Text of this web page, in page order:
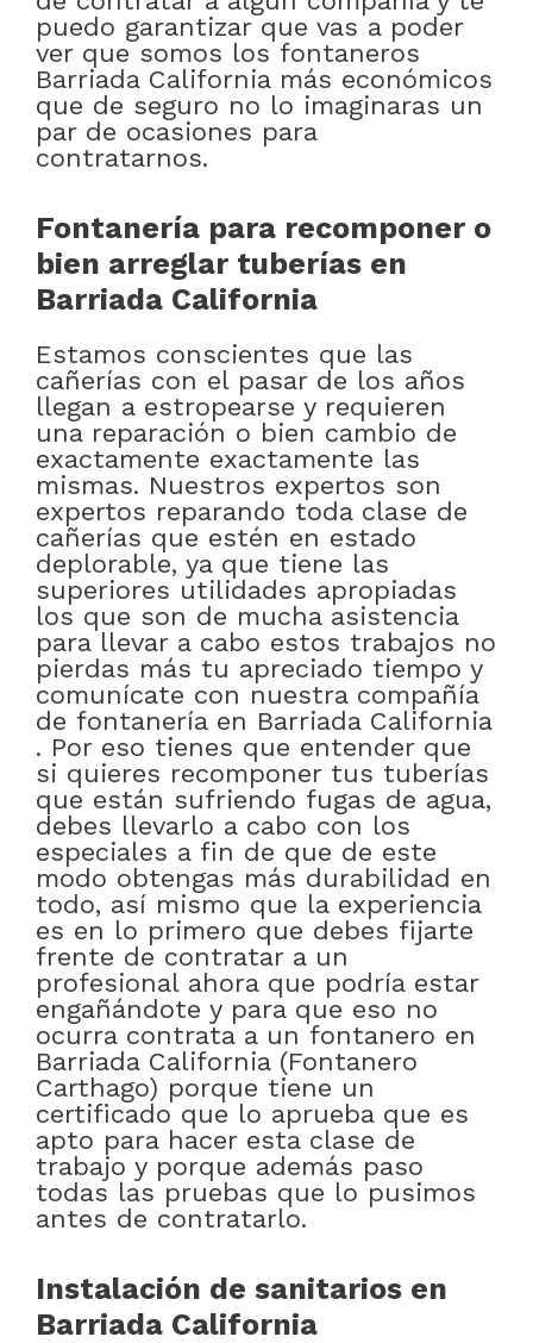
puedo garantizar que vas a poder
ver que somos los fontaneros
Barriada California más económicos
que de seguro no lo imaginaras un
par de ocasiones para
contratarnos.
Fontanería para recomponer o
bien arreglar tuberías en
Barriada California
Estamos conscientes que las
cañerías con el pasar de los años
llegan a estropearse y requieren
una reparación o bien cambio de
exactamente exactamente las
mismas. Nuestros expertos son
expertos reparando toda clase de
cañerías que estén en estado
deplorable, ya que tiene las
superiores utilidades apropiadas
los que son de mucha asistencia
para llevar a cabo estos trabajos no
pierdas más tu apreciado tiempo y
comunícate con nuestra compañía
de fontanería en Barriada California
. Por eso tienes que entender que
si quieres recomponer tus tuberías
que están sufriendo fugas de agua,
debes llevarlo a cabo con los
especiales a fin de que de este
modo obtengas más durabilidad en
todo, así mismo que la experiencia
es en lo primero que debes fijarte
frente de contratar a un
profesional ahora que podría estar
engañándote y para que eso no
ocurra contrata a un fontanero en
Barriada California (Fontanero
Carthago) porque tiene un
certificado que lo aprueba que es
apto para hacer esta clase de
trabajo y porque además paso
todas las pruebas que lo pusimos
antes de contratarlo.
Instalación de sanitarios en
Barriada California